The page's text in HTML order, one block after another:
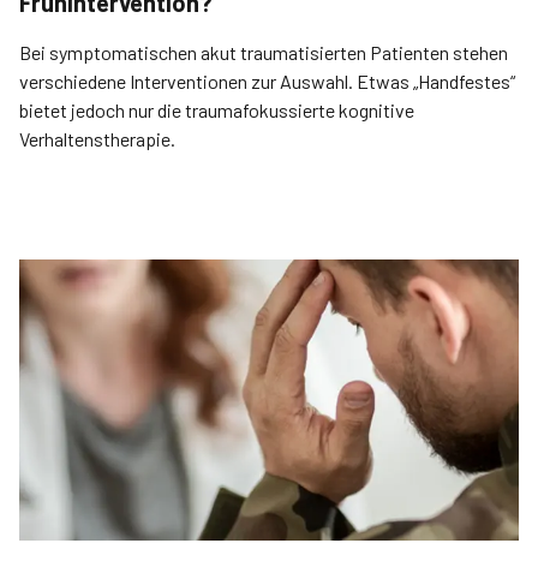
Bei symptomatischen akut traumatisierten Patienten stehen
verschiedene Interventionen zur Auswahl. Etwas „Handfestes“
bietet jedoch nur die traumafokussierte kognitive
Verhaltenstherapie.